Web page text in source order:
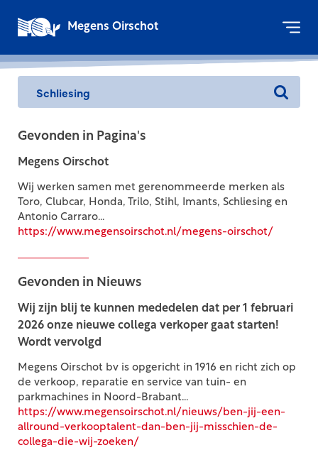
Megens Oirschot
Gevonden in Pagina's
Megens Oirschot
Wij werken samen met gerenommeerde merken als
Toro, Clubcar, Honda, Trilo, Stihl, Imants, Schliesing en
Antonio Carraro...
https://www.megensoirschot.nl/megens-oirschot/
Gevonden in Nieuws
Wij zijn blij te kunnen mededelen dat per 1 februari
2026 onze nieuwe collega verkoper gaat starten!
Wordt vervolgd
Megens Oirschot bv is opgericht in 1916 en richt zich op
de verkoop, reparatie en service van tuin- en
parkmachines in Noord-Brabant...
https://www.megensoirschot.nl/nieuws/ben-jij-een-
allround-verkooptalent-dan-ben-jij-misschien-de-
collega-die-wij-zoeken/